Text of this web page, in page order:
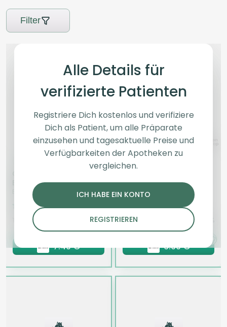
Filter
Alle Details für
verifizierte Patienten
Registriere Dich kostenlos und verifiziere
Dich als Patient, um alle Präparate
einzusehen und tagesaktuelle Preise und
Verfügbarkeiten der Apotheken zu
vergleichen.
ICH HABE EIN KONTO
REGISTRIEREN
Blüten
Bubblegumz
Bubblegumz
4,2(35)
28 CBD:1%
7.49 €
Indica
PGM
Purple Gas Mask
3,9(2)
THC:25,36 CBD: <
6.99 €